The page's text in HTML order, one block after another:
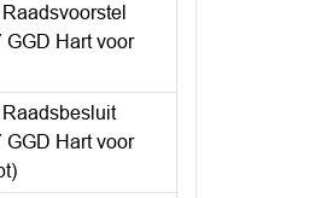
GGD Hart voor
GGD Hart voor